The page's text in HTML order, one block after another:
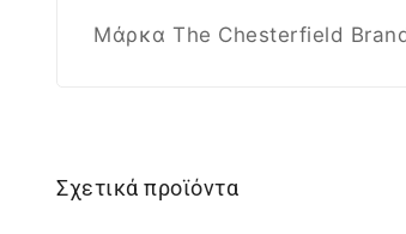
Μάρκα The Chesterfield
Σχετικά προϊόντα